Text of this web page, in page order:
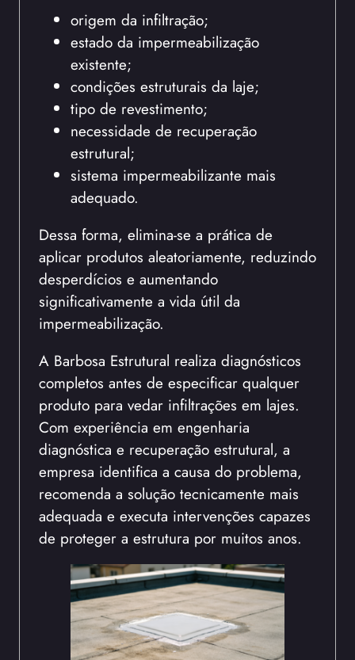
origem da infiltração;
estado da impermeabilização
existente;
condições estruturais da laje;
tipo de revestimento;
necessidade de recuperação
estrutural;
sistema impermeabilizante mais
adequado.
Dessa forma, elimina-se a prática de
aplicar produtos aleatoriamente, reduzindo
desperdícios e aumentando
significativamente a vida útil da
impermeabilização.
A Barbosa Estrutural realiza diagnósticos
completos antes de especificar qualquer
produto para vedar infiltrações em lajes.
Com experiência em engenharia
diagnóstica e recuperação estrutural, a
empresa identifica a causa do problema,
recomenda a solução tecnicamente mais
adequada e executa intervenções capazes
de proteger a estrutura por muitos anos.